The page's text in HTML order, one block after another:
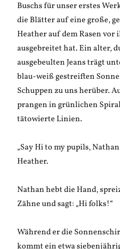
Buschs für unser erstes
die Blätter auf eine große,
Heather auf dem Rasen vor
ausgebreitet hat. Ein alter,
ausgebeulten Jeans trägt
blau-weiß gestreiften
Schuppen zu uns herüber.
prangen in grünlichen
tätowierte Linien.
„Say Hi to my pupils,
Heather.
Nathan hebt die Hand,
Zähne und sagt: „Hi folks!“
Während er die
kommt ein etwa